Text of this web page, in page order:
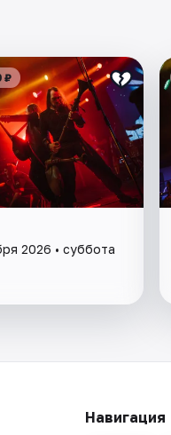
₽
2026 • суббота
Навигация